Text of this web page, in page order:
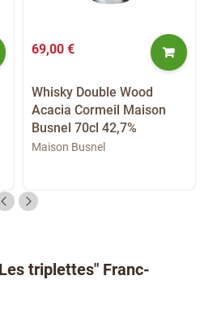
69,00 €
Whisky Double Wood
Acacia Cormeil Maison
Busnel 70cl 42,7%
Maison Busnel
triplettes" Franc-